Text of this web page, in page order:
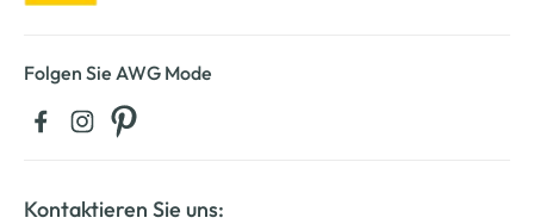
Folgen Sie AWG Mode
Kontaktieren Sie uns: